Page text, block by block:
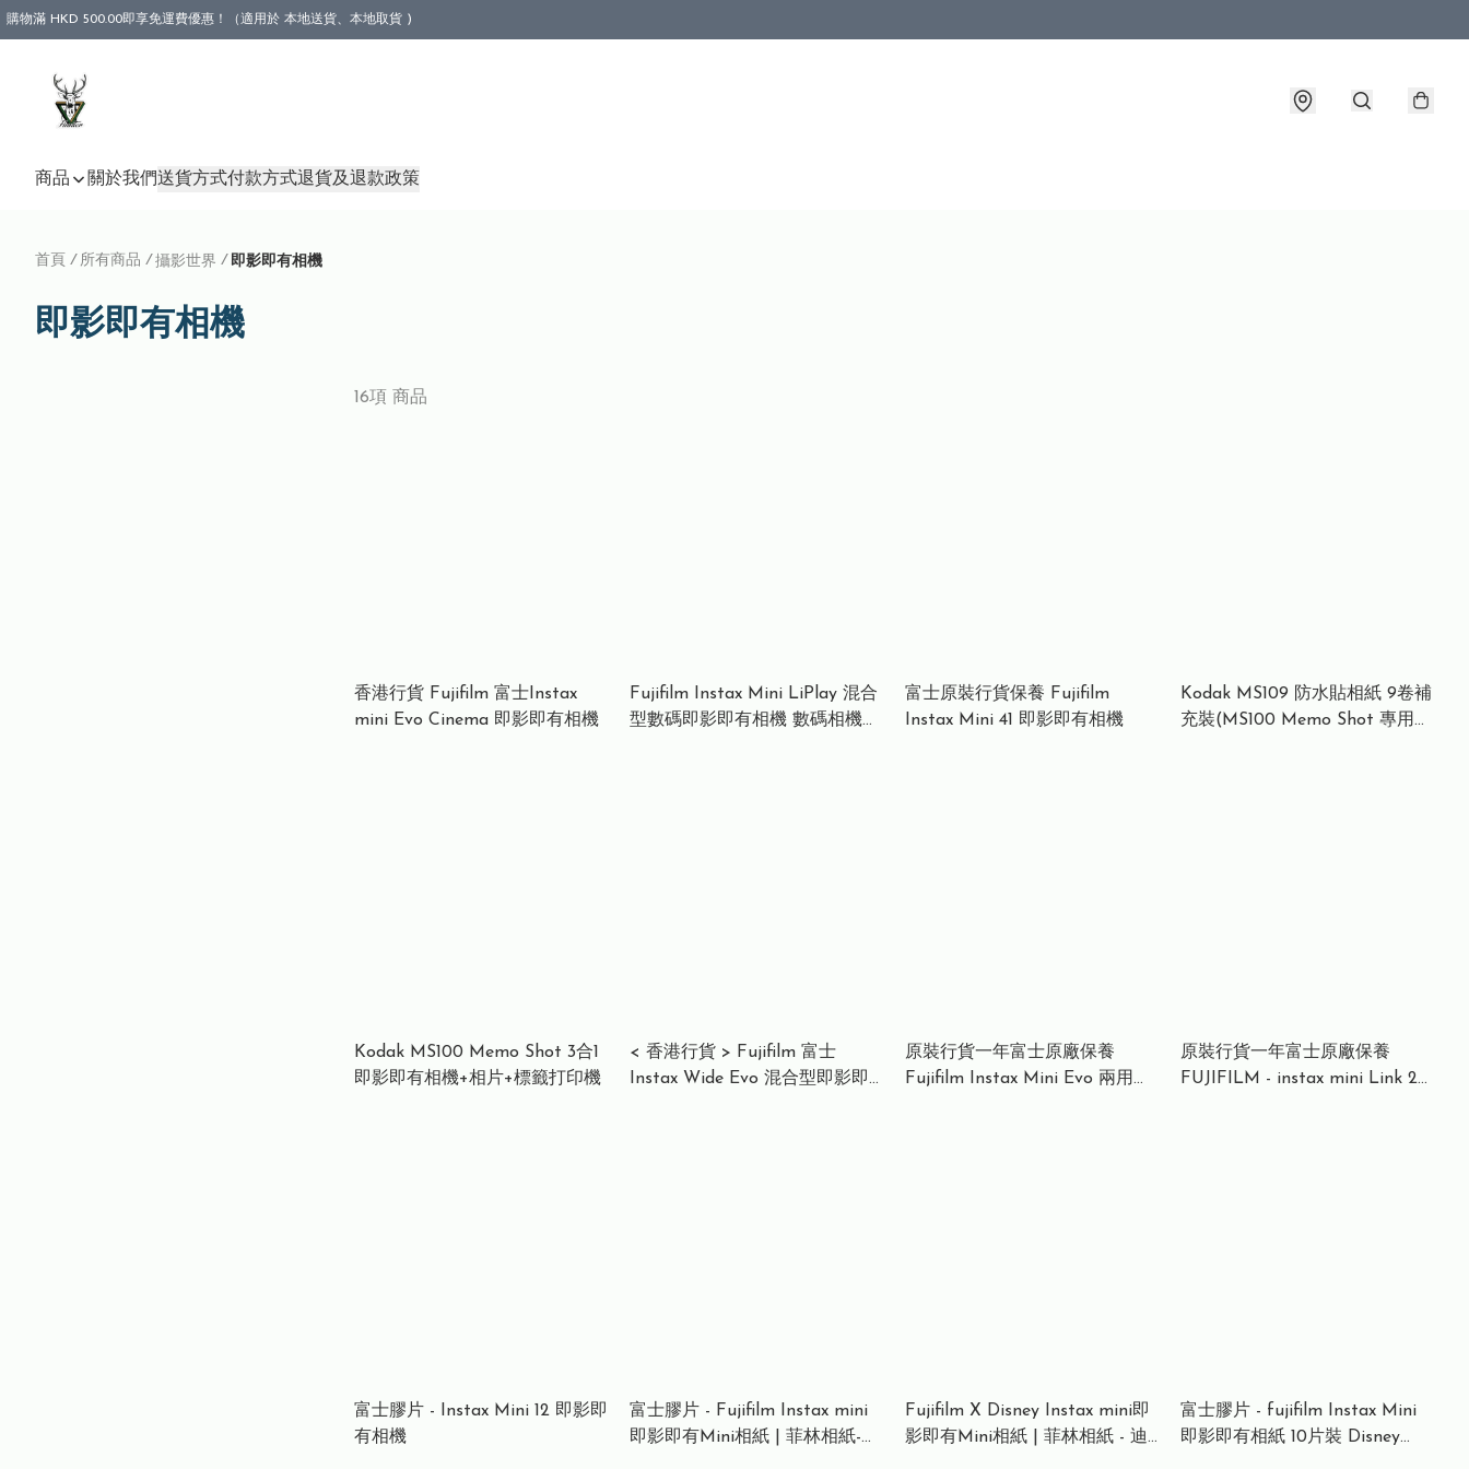
購物滿 HKD 500.00即享免運費優惠！（適用於 本地送貨、本地取貨 )
商品 關於我們送貨方式付款方式退貨及退款政策
首頁 / 所有商品 / 攝影世界 / 即影即有相機
即影即有相機
16項 商品
香港行貨 Fujifilm 富士Instax
mini Evo Cinema 即影即有相機
Fujifilm Instax Mini LiPlay 混合
型數碼即影即有相機 數碼相機
富士原裝行貨保養 Fujifilm
Instax Mini 41 即影即有相機
Kodak MS109 防水貼相紙 9卷補
充裝(MS100 Memo Shot 專用卷
Kodak MS100 Memo Shot 3合1
即影即有相機+相片+標籤打印機
< 香港行貨 > Fujifilm 富士
Instax Wide Evo 混合型即影即
原裝行貨一年富士原廠保養
Fujifilm Instax Mini Evo 兩用即
原裝行貨一年富士原廠保養
FUJIFILM - instax mini Link 2
富士膠片 - Instax Mini 12 即影即
有相機
富士膠片 - Fujifilm Instax mini
即影即有Mini相紙 | 菲林相紙-
Fujifilm X Disney Instax mini即
影即有Mini相紙 | 菲林相紙 - 迪
富士膠片 - fujifilm Instax Mini
即影即有相紙 10片裝 Disney